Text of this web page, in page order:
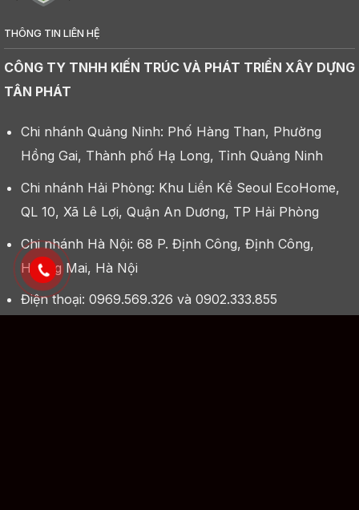
THÔNG TIN LIÊN HỆ
CÔNG TY TNHH KIẾN TRÚC VÀ PHÁT TRIỂN XÂY DỰNG
TÂN PHÁT
Chi nhánh Quảng Ninh: Phố Hàng Than, Phường
Hồng Gai, Thành phố Hạ Long, Tỉnh Quảng Ninh
Chi nhánh Hải Phòng: Khu Liền Kề Seoul EcoHome,
QL 10, Xã Lê Lợi, Quận An Dương, TP Hải Phòng
Chi nhánh Hà Nội: 68 P. Định Công, Định Công,
Hoàng Mai, Hà Nội
Điện thoại: 0969.569.326 và 0902.333.855